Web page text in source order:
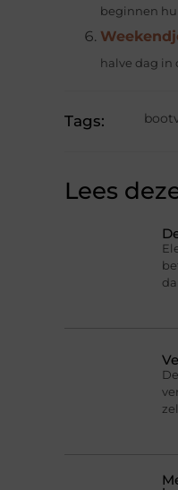
beginnen
halve dag in
Tags:
Lees